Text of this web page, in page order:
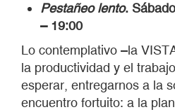
Pestañeo lento.
– 19:00
Lo contemplativo –la
la productividad y el
esperar, entregarnos a la
encuentro fortuito: a la